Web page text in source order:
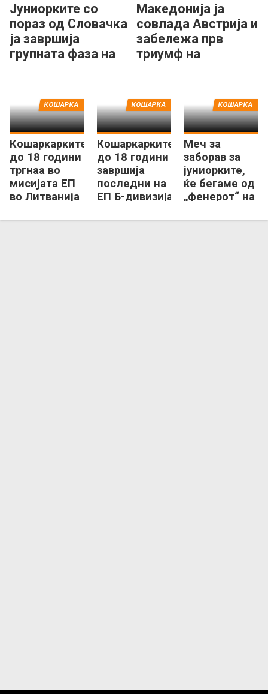
Јуниорките со
пораз од Словачка
ја завршија
групната фаза на
Македонија ја
совлада Австрија и
забележа прв
триумф на
Кошаркарките
до 18 години
тргнаа во
мисијата ЕП
во Литванија
КОШАРКА
Кошаркарките
до 18 години
завршија
последни на
ЕП Б-дивизија
КОШАРКА
Меч за
заборав за
јуниорките,
ќе бегаме од
„фенерот“ на
дивизија
КОШАРКА